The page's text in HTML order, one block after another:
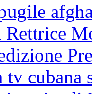
Rettrice
tv